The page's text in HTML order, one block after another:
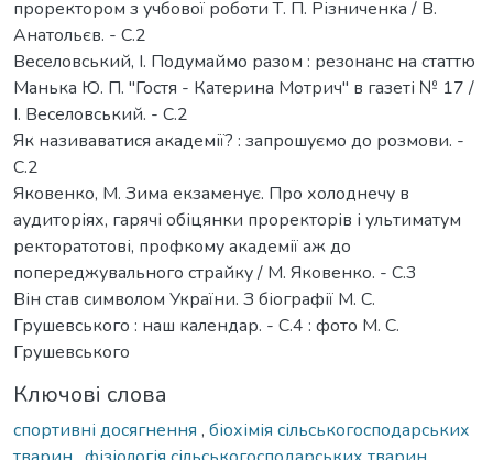
проректором з учбової роботи Т. П. Різниченка / В.
Анатольєв. - С.2
Веселовський, І. Подумаймо разом : резонанс на статтю
Манька Ю. П. "Гостя - Катерина Мотрич" в газеті № 17 /
І. Веселовський. - С.2
Як називаватися академії? : запрошуємо до розмови. -
С.2
Яковенко, М. Зима екзаменує. Про холоднечу в
аудиторіях, гарячі обіцянки проректорів і ультиматум
ректоратотові, профкому академії аж до
попереджувального страйку / М. Яковенко. - С.3
Він став символом України. З біографії М. С.
Грушевського : наш календар. - С.4 : фото М. С.
Грушевського
Ключові слова
спортивні досягнення , біохімія сільськогосподарських